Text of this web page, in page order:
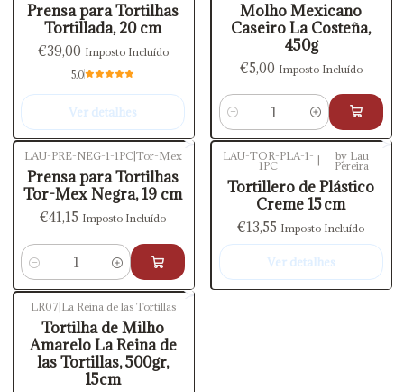
Prensa para Tortilhas
Tortillada, 20 cm
€39,00 Imposto Incluído
5.0
Ver detalhes
Molho Mexicano
Caseiro La Costeña,
450g
€5,00 Imposto Incluído
Quantidade
LAU-PRE-NEG-1-1PC| Tor-Mex
Prensa para Tortilhas
Tor-Mex Negra, 19 cm
€41,15 Imposto Incluído
Quantidade
Esgotado
LAU-TOR-PLA-1-
1PC
by Lau
Pereira
Tortillero de Plástico
Creme 15 cm
€13,55 Imposto Incluído
Ver detalhes
LR07|La Reina de las Tortillas
Tortilha de Milho
Amarelo La Reina de
las Tortillas, 500gr,
15cm